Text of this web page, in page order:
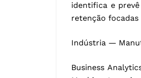
identifica e
retenção
Indústria —
Business